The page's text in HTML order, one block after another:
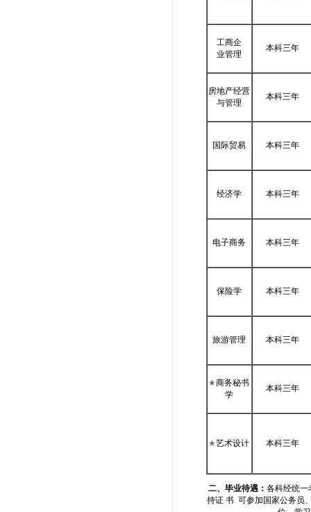
工商企
业管理
本科三年
房地产经营
与管理
本科三年
国际贸易 本科三年
经济学 本科三年
电子商务 本科三年
保险学 本科三年
旅游管理 本科三年
★商务秘书
学
本科三年
★艺术设计 本科三年
二、毕业待遇： 各科经统一
持证 书 可参加国家公务员